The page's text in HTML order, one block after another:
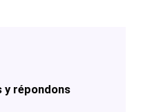
y répondons